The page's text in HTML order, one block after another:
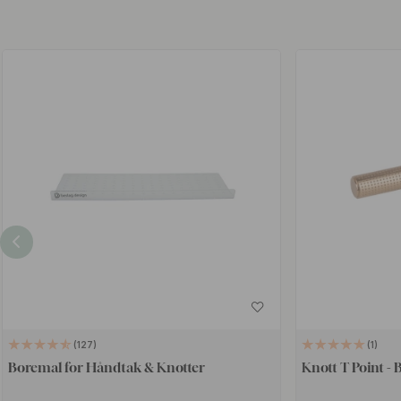
127
Boremal for Håndtak & Knotter
1
Knott T Point -